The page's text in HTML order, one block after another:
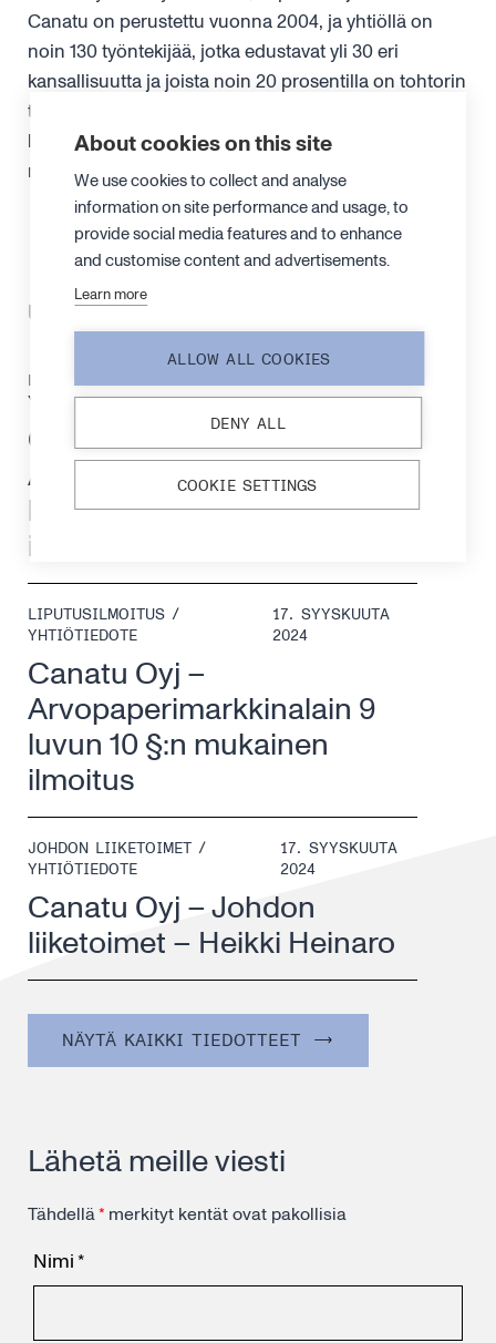
Canatu on perustettu vuonna 2004, ja yhtiöllä on
noin 130 työntekijää, jotka edustavat yli 30 eri
kansallisuutta ja joista noin 20 prosentilla on tohtorin
tutkinto tai ovat sitä parhaillaan suorittamassa. Lue
lisää osoitteessawww.canatu.comja seuraa
meitäLinkedInissä.
Uusimmat tiedotteet
LIPUTUSILMOITUS /
YHTIÖTIEDOTE
17. SYYSKUUTA
2024
Canatu Oyj –
Arvopaperimarkkinalain 9
luvun 10 §:n mukainen
ilmoitus
LIPUTUSILMOITUS /
YHTIÖTIEDOTE
17. SYYSKUUTA
2024
Canatu Oyj –
Arvopaperimarkkinalain 9
luvun 10 §:n mukainen
ilmoitus
JOHDON LIIKETOIMET /
YHTIÖTIEDOTE
17. SYYSKUUTA
2024
Canatu Oyj – Johdon
liiketoimet – Heikki Heinaro
NÄYTÄ KAIKKI TIEDOTTEET
Lähetä meille viesti
Tähdellä* merkityt kentät ovat pakollisia
Nimi*
About cookies on this site
We use cookies to collect and analyse
information on site performance and usage, to
provide social media features and to enhance
and customise content and advertisements.
Learn more
ALLOW ALL COOKIES
DENY ALL
COOKIE SETTINGS